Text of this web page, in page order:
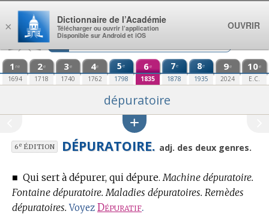
Aller au contenu
1 re
1694
2e
1718
3e
1740
4e
1762
5e
1798
6e
1835
7e
1878
8e
1935
9e
2024
10e
E.C.
dépuratoire
6eÉDITION DÉPURATOIRE. adj. des deux genres.
■ Qui sert à dépurer, qui dépure. Machine dépuratoire.
Fontaine dépuratoire. Maladies dépuratoires. Remèdes
dépuratoires. Voyez Dépuratif.
×
Dictionnaire de l’Académie
Télécharger ou ouvrir l’application
Disponible sur Android et iOS
OUVRIR